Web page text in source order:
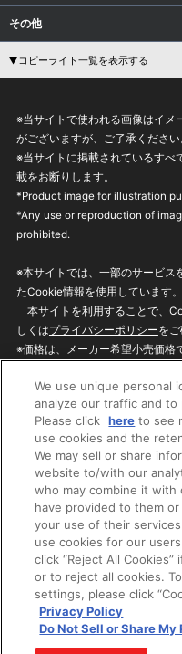
その他
▼コピーライト一覧を表示する
※当サイトで使われる画像はイメ
がございますが、ご了承ください
※当サイトに掲載されているすべ
載をお断りします。
*Product image for illustration
*Any use or reproduction of
prohibited.
※本サイトでは、一部のサービス
たCookie情報を使用しています。
本サイトを利用することで、
しくはプライバシーポリシーをご
※価格は、メーカー希望小売価格
ざいますのでご了承ください。
privacypolicy
ウェブサイトご利用条件
個人情報保護方針
©BANDAI
コピー
We use unique personal
analyze our traffic and
Please click here to see
use cookies and the
We may sell or share
website to/with our
who may combine it
have provided to them
your use of their
use cookies for our
click “Reject All
or to reject all cookies.
settings, please click
Privacy Policy
Do Not Sell or Share